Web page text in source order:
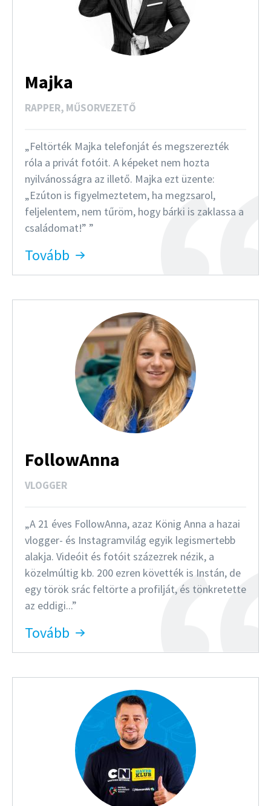
Majka
RAPPER, MŰSORVEZETŐ
Feltörték Majka telefonját és megszerezték
róla a privát fotóit. A képeket nem hozta
nyilvánosságra az illető. Majka ezt üzente:
„Ezúton is figyelmeztetem, ha megzsarol,
feljelentem, nem tűröm, hogy bárki is zaklassa a
családomat!”
Tovább
FollowAnna
VLOGGER
A 21 éves FollowAnna, azaz König Anna a hazai
vlogger- és Instagramvilág egyik legismertebb
alakja. Videóit és fotóit százezrek nézik, a
közelmúltig kb. 200 ezren követték is Instán, de
egy török srác feltörte a profilját, és tönkretette
az eddigi...
Tovább